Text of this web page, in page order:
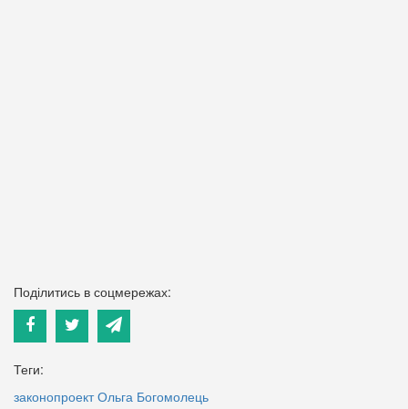
Поділитись в соцмережах:
Теги:
законопроект Ольга Богомолець